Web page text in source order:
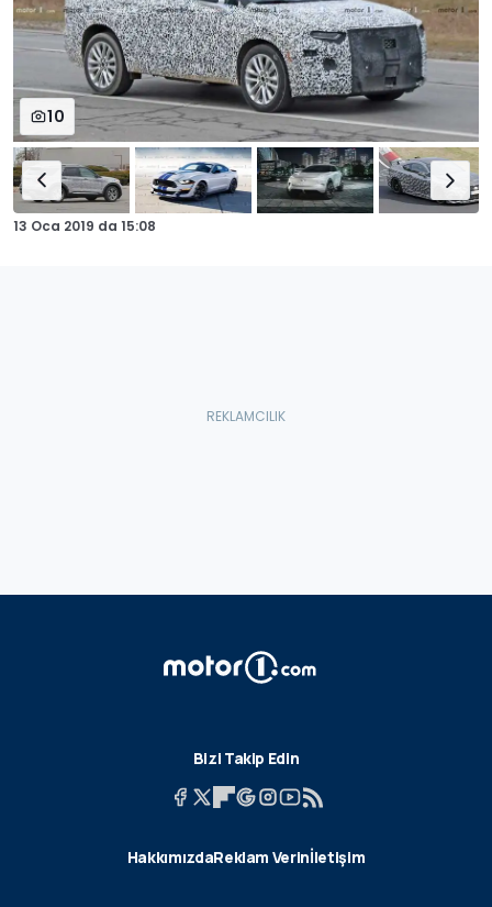
10
13 Oca 2019 da 15:08
Bizi Takip Edin
HakkımızdaReklam Verinİletişim